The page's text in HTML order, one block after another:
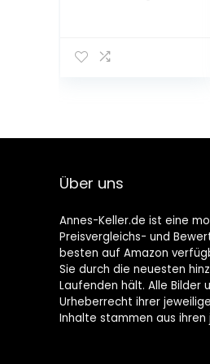
Über uns
Annes-Keller.de ist eine
Preisvergleichs- und
besten auf Amazon
Sie durch die neuesten
Laufenden hält. Alle Bilder
Urheberrecht ihrer
Inhalte stammen aus ihren